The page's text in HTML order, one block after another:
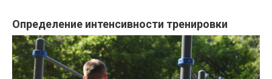
Определение интенсивности тренировки